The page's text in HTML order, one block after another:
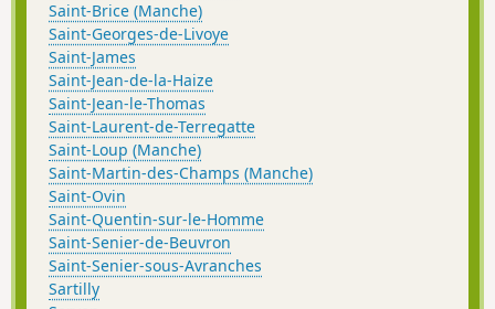
Saint-Brice (Manche)
Saint-Georges-de-Livoye
Saint-James
Saint-Jean-de-la-Haize
Saint-Jean-le-Thomas
Saint-Laurent-de-Terregatte
Saint-Loup (Manche)
Saint-Martin-des-Champs (Manche)
Saint-Ovin
Saint-Quentin-sur-le-Homme
Saint-Senier-de-Beuvron
Saint-Senier-sous-Avranches
Sartilly